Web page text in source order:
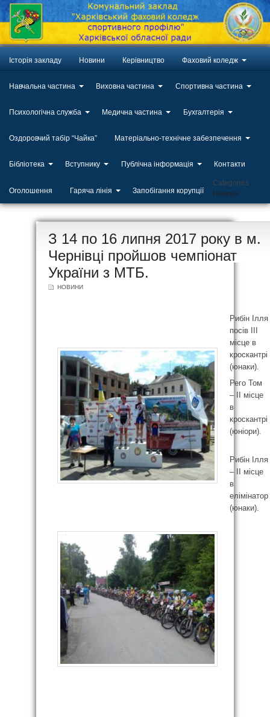
Історія закладу Новини Керівництво Фаховий коледж
Навчальна частина Виховна частина Спортивна частина
Психологічна служба Медична частина Бухгалтерія
Оздоровчий табір “Чайка” Матеріально-технічне забезпечення
Бібліотека Вступнику Публічна інформація Контакти
Оголошення Гаряча лінія Запобігання корупції
Categories
Новини
20
З 14 по 16 липня 2017 року в м.
Чернівці пройшов чемпіонат
України з МТБ.
НОВИНИ
Рибін Ілля
посів ІІІ
місце в
кроскантрі
(юнаки).
Рего Том
– ІІ місце
в
кроскантрі
(юніори).
Рибін Ілля
– ІІ місце
в
елімінатор
(юнаки).